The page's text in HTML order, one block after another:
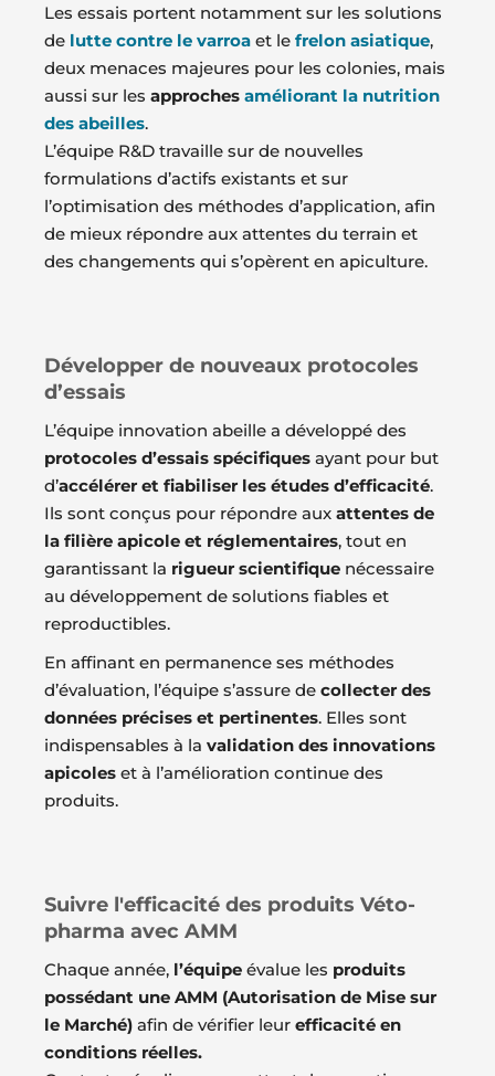
Les essais portent notamment sur les solutions
de lutte contre le varroa et le frelon asiatique,
deux menaces majeures pour les colonies, mais
aussi sur les approches améliorant la nutrition
des abeilles.
L’équipe R&D travaille sur de nouvelles
formulations d’actifs existants et sur
l’optimisation des méthodes d’application, afin
de mieux répondre aux attentes du terrain et
des changements qui s’opèrent en apiculture.
Développer de nouveaux protocoles
d’essais
L’équipe innovation abeille a développé des
protocoles d’essais spécifiques ayant pour but
d’accélérer et fiabiliser les études d’efficacité.
Ils sont conçus pour répondre aux attentes de
la filière apicole et réglementaires, tout en
garantissant la rigueur scientifique nécessaire
au développement de solutions fiables et
reproductibles.
En affinant en permanence ses méthodes
d’évaluation, l’équipe s’assure de collecter des
données précises et pertinentes. Elles sont
indispensables à la validation des innovations
apicoles et à l’amélioration continue des
produits.
Suivre l'efficacité des produits Véto-
pharma avec AMM
Chaque année, l’équipe évalue les produits
possédant une AMM (Autorisation de Mise sur
le Marché) afin de vérifier leur efficacité en
conditions réelles.